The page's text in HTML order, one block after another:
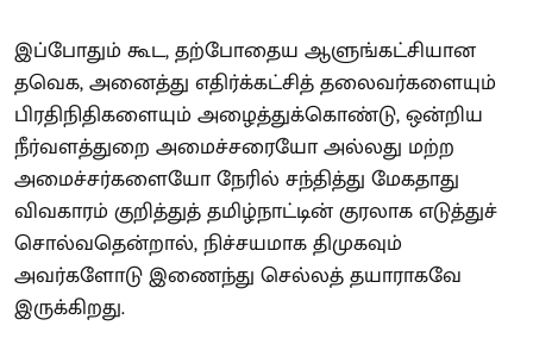
இப்போதும் கூட, தற்போதைய ஆளுங்கட்சியான
தவெக, அனைத்து எதிர்க்கட்சித் தலைவர்களையும்
பிரதிநிதிகளையும் அழைத்துக்கொண்டு, ஒன்றிய
நீர்வளத்துறை அமைச்சரையோ அல்லது மற்ற
அமைச்சர்களையோ நேரில் சந்தித்து மேகதாது
விவகாரம் குறித்துத் தமிழ்நாட்டின் குரலாக எடுத்துச்
சொல்வதென்றால், நிச்சயமாக திமுகவும்
அவர்களோடு இணைந்து செல்லத் தயாராகவே
இருக்கிறது.